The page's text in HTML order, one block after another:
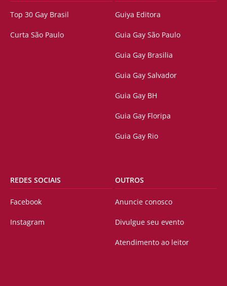
Top 30 Gay Brasil
Curta São Paulo
Guiya Editora
Guia Gay São Paulo
Guia Gay Brasilia
Guia Gay Salvador
Guia Gay BH
Guia Gay Floripa
Guia Gay Rio
REDES SOCIAIS
Facebook
Instagram
OUTROS
Anuncie conosco
Divulgue seu evento
Atendimento ao leitor